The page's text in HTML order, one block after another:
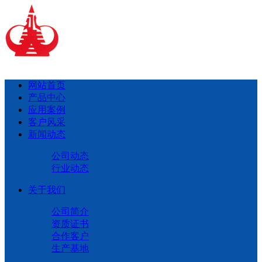
网站首页
产品中心
应用案例
客户风采
新闻动态
公司动态
行业动态
关于我们
公司简介
资质证书
合作客户
生产基地